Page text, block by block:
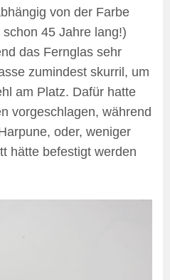
von der Farbe
45 Jahre lang!)
das Fernglas sehr
zumindest skurril, um
am Platz. Dafür hatte
vorgeschlagen, während
oder, weniger
hätte befestigt werden